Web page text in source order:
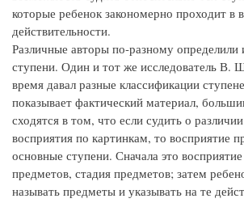
которые ребенок закономерно проходит в
действительности.
Различные авторы по-разному определили
ступени. Один и тот же исследователь В.
время давал разные классификации
показывает фактический материал,
сходятся в том, что если судить о
восприятия по картинкам, то восприятие
основные ступени. Сначала это
предметов, стадия предметов; затем
называть предметы и указывать на те